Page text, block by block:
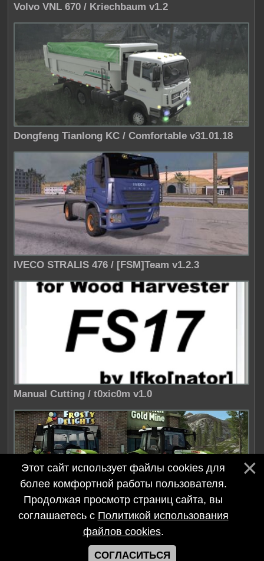
Volvo VNL 670 / Kriechbaum v1.2
Dongfeng Tianlong KC / Comfortable v31.01.18
IVECO STRALIS 476 / [FSM]Team v1.2.3
Manual Cutting / t0xic0m v1.0
Claas Arion 640 / DEMODDING v1.1
Симулятор моды 2017-2026
Этот сайт использует файлы cookies для
более комфортной работы пользователя.
Продолжая просмотр страниц сайта, вы
соглашаетесь с Политикой использования
файлов cookies.
СОГЛАСИТЬСЯ